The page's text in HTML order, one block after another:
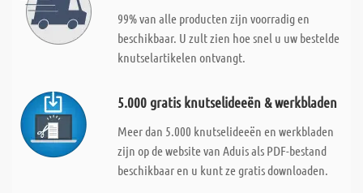
99% van alle producten zijn voorradig en
beschikbaar. U zult zien hoe snel u uw bestelde
knutselartikelen ontvangt.
5.000 gratis knutselideeën & werkbladen
Meer dan 5.000 knutselideeën en werkbladen
zijn op de website van Aduis als PDF-bestand
beschikbaar en u kunt ze gratis downloaden.